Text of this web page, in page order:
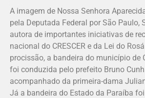
A imagem de Nossa Senhora
pela Deputada Federal por São Paulo,
autora de importantes iniciativas de
nacional do CRESCER e da Lei do
procissão, a bandeira do município de
foi conduzida pelo prefeito Bruno
acompanhado da primeira-dama
Já a bandeira do Estado da Paraíba